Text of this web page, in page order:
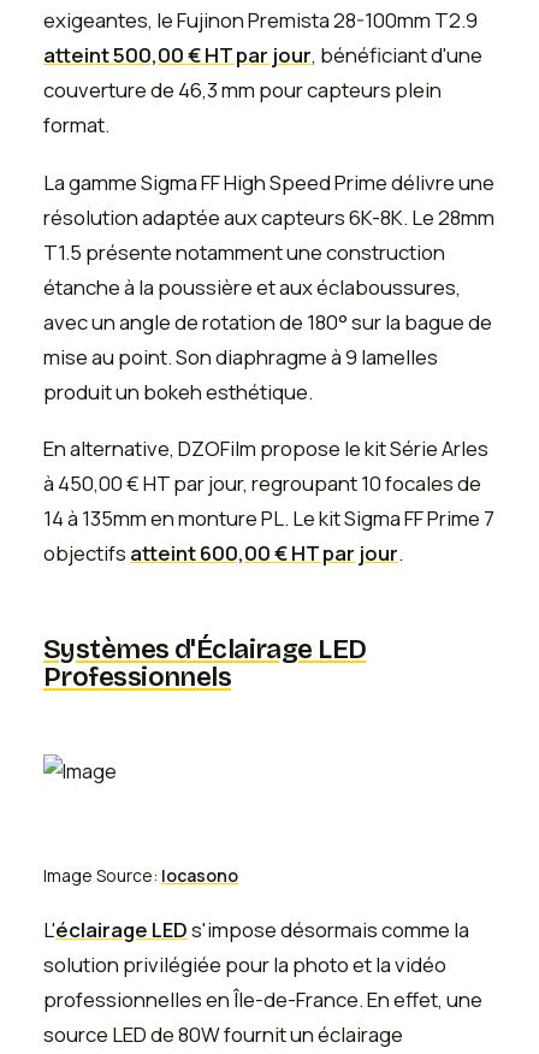
exigeantes, le Fujinon Premista 28-100mm T2.9
atteint 500,00 € HT par jour, bénéficiant d'une
couverture de 46,3 mm pour capteurs plein
format.
La gamme Sigma FF High Speed Prime délivre une
résolution adaptée aux capteurs 6K-8K. Le 28mm
T1.5 présente notamment une construction
étanche à la poussière et aux éclaboussures,
avec un angle de rotation de 180° sur la bague de
mise au point. Son diaphragme à 9 lamelles
produit un bokeh esthétique.
En alternative, DZOFilm propose le kit Série Arles
à 450,00 € HT par jour, regroupant 10 focales de
14 à 135mm en monture PL. Le kit Sigma FF Prime 7
objectifs atteint 600,00 € HT par jour.
Systèmes d'Éclairage LED
Professionnels
Image Source: locasono
L'éclairage LEDs'impose désormais comme la
solution privilégiée pour la photo et la vidéo
professionnelles en Île-de-France. En effet, une
source LED de 80W fournit un éclairage